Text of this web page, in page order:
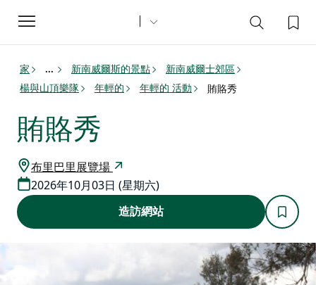
Toggle
navigation
家 ... 新南威爾斯的景點
新南威爾士郊區
楊與山頂樂隊
年輕的 年輕的 活動 賄賂秀
賄賂秀
布里巴里展覽場
2026年10月03日 (星期六)
造訪網站